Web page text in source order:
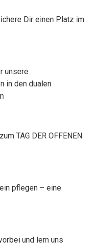
Dir einen Platz im
unsere
in den dualen
TAG DER OFFENEN
pflegen – eine
und lern uns